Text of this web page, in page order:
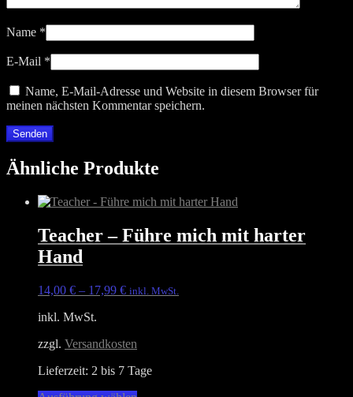
Name *
E-Mail *
Name, E-Mail-Adresse und Website in diesem Browser für
meinen nächsten Kommentar speichern.
Ähnliche Produkte
Teacher – Führe mich mit harter
Hand
14,00 € – 17,99 € inkl. MwSt.
inkl. MwSt.
zzgl. Versandkosten
Lieferzeit: 2 bis 7 Tage